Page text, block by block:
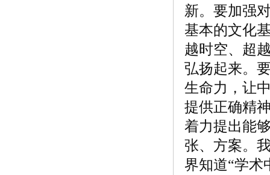
新。要加强
基本的文化
越时空、超
弘扬起来。
生命力，让
提供正确精
着力提出能
张、方案。
界知道“学术